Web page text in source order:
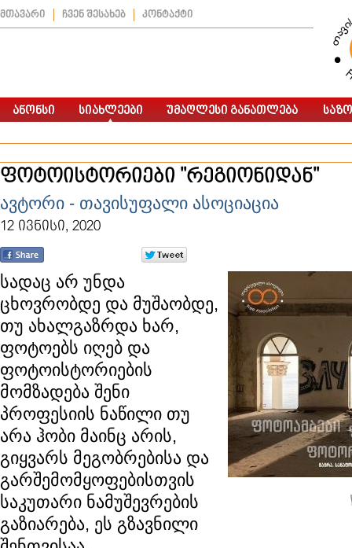
მთავარი ჩვენ შესახებ კონტაქტი
ფოტოისტორიები "რეგიონიდან"
ავტორი - თავისუფალი ასოციაცია
12 ივნისი, 2020
სადაც არ უნდა
ცხოვრობდე და მუშაობდე,
თუ ახალგაზრდა ხარ,
ფოტოებს იღებ და
ფოტოისტორიების
მომზადება შენი
პროფესიის ნაწილი თუ
არა ჰობი მაინც არის,
გიყვარს მეგობრებისა და
გარშემომყოფებისთვის
საკუთარი ნამუშევრების
გაზიარება, ეს გზავნილი